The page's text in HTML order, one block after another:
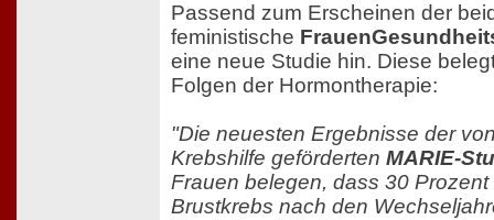
Passend zum Erscheinen der
feministische
eine neue Studie hin. Diese
Folgen der Hormontherapie:
"Die neuesten Ergebnisse der
Krebshilfe geförderten MARIE-
Frauen belegen, dass 30
Brustkrebs nach den